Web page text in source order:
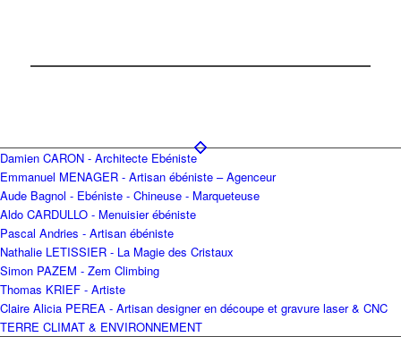
Damien CARON - Architecte Ebéniste
Emmanuel MENAGER - Artisan ébéniste – Agenceur
Aude Bagnol - Ebéniste - Chineuse - Marqueteuse
Aldo CARDULLO - Menuisier ébéniste
Pascal Andries - Artisan ébéniste
Nathalie LETISSIER - La Magie des Cristaux
Simon PAZEM - Zem Climbing
Thomas KRIEF - Artiste
Claire Alicia PEREA - Artisan designer en découpe et gravure laser & CNC
TERRE CLIMAT & ENVIRONNEMENT